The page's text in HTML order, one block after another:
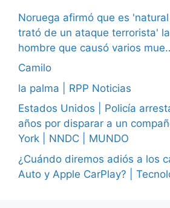
Noruega afirmó que es
trató de un ataque terrorista'
hombre que causó varios
Camilo
la palma | RPP Noticias
Estados Unidos | Policía
años por disparar a un
York | NNDC | MUNDO
¿Cuándo diremos adiós a los
Auto y Apple CarPlay? |